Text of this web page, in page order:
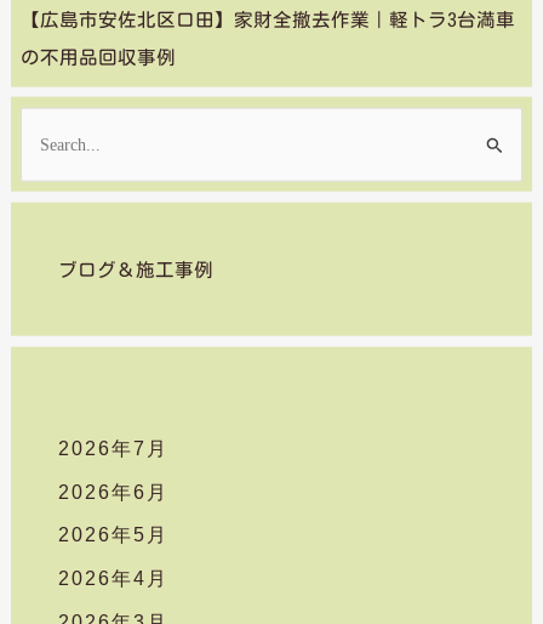
【広島市安佐北区口田】家財全撤去作業｜軽トラ3台満車
の不用品回収事例
索
ブログ＆施工事例
2026年7月
2026年6月
2026年5月
2026年4月